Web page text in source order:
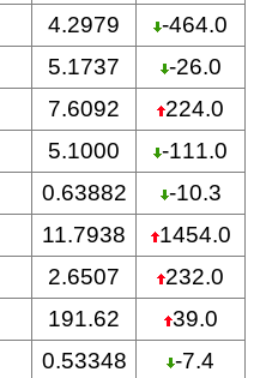
4.2979
-464.0
5.1737
-26.0
7.6092
224.0
5.1000
-111.0
0.63882
-10.3
11.7938
1454.0
2.6507
232.0
191.62
39.0
0.53348
-7.4